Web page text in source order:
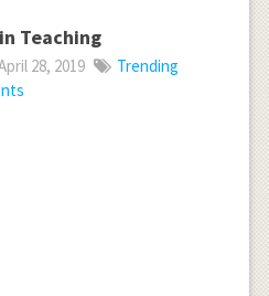
Teaching
28, 2019
Trending